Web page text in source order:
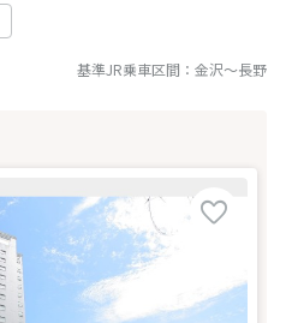
基準JR乗車区間： 金沢～長野